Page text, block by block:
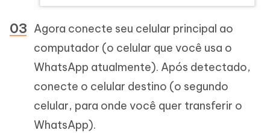
Agora conecte seu celular principal ao
computador (o celular que você usa o
WhatsApp atualmente). Após detectado,
conecte o celular destino (o segundo
celular, para onde você quer transferir o
WhatsApp).